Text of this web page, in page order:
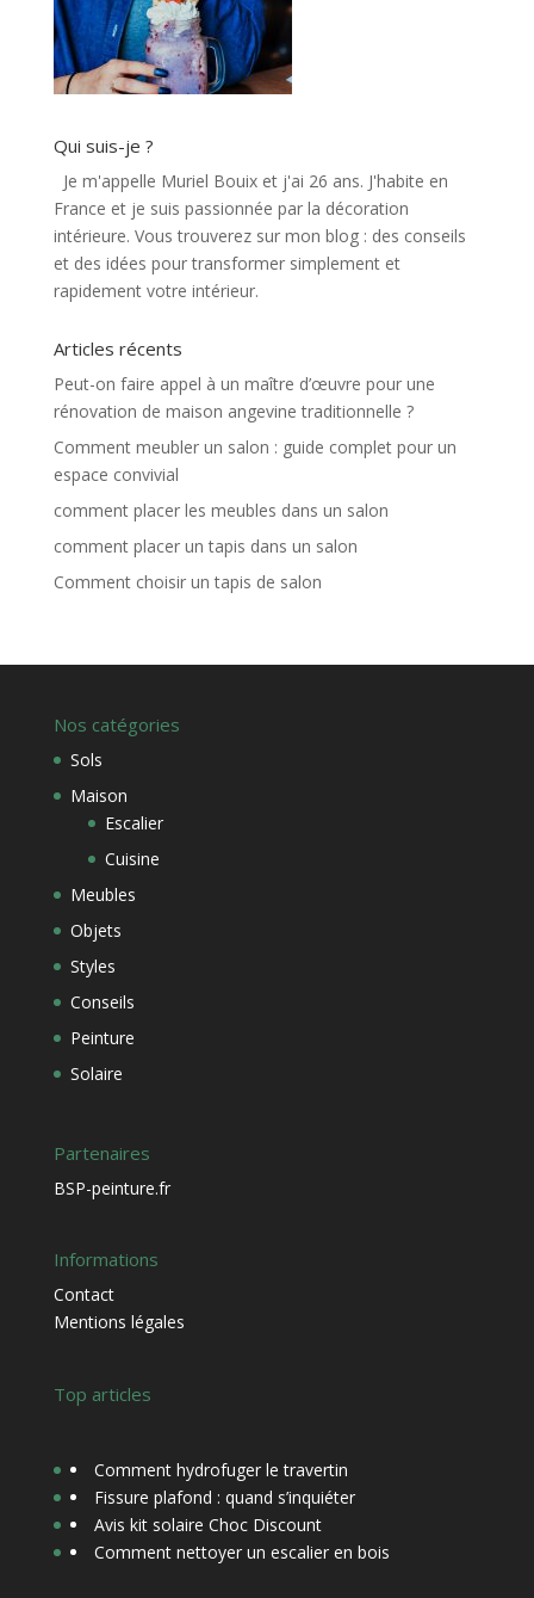
Qui suis-je ?
Je m'appelle Muriel Bouix et j'ai 26 ans. J'habite en
France et je suis passionnée par la décoration
intérieure. Vous trouverez sur mon blog : des conseils
et des idées pour transformer simplement et
rapidement votre intérieur.
Articles récents
Peut-on faire appel à un maître d’œuvre pour une
rénovation de maison angevine traditionnelle ?
Comment meubler un salon : guide complet pour un
espace convivial
comment placer les meubles dans un salon
comment placer un tapis dans un salon
Comment choisir un tapis de salon
Nos catégories
Sols
Maison
Escalier
Cuisine
Meubles
Objets
Styles
Conseils
Peinture
Solaire
Partenaires
BSP-peinture.fr
Informations
Contact
Mentions légales
Top articles
Comment hydrofuger le travertin
Fissure plafond : quand s’inquiéter
Avis kit solaire Choc Discount
Comment nettoyer un escalier en bois